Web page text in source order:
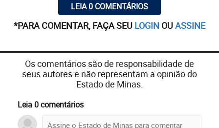
LEIA 0 COMENTÁRIOS
*PARA COMENTAR, FAÇA SEU LOGIN OUASSINE
Os comentários são de responsabilidade de
seus autores e não representam a opinião do
Estado de Minas.
Leia 0 comentários